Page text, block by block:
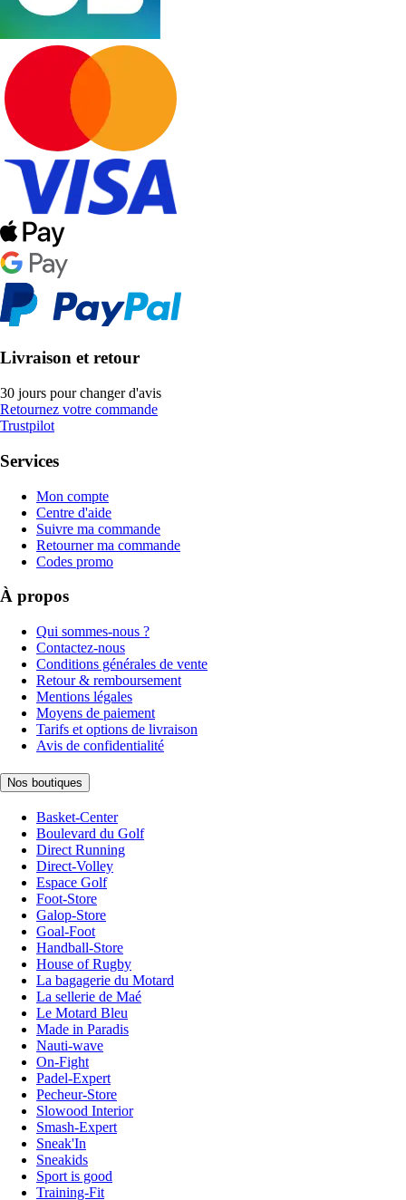
Livraison et retour
30 jours pour changer d'avis
Retournez votre commande
Trustpilot
Services
Mon compte
Centre d'aide
Suivre ma commande
Retourner ma commande
Codes promo
À propos
Qui sommes-nous ?
Contactez-nous
Conditions générales de vente
Retour & remboursement
Mentions légales
Moyens de paiement
Tarifs et options de livraison
Avis de confidentialité
Nos boutiques
Basket-Center
Boulevard du Golf
Direct Running
Direct-Volley
Espace Golf
Foot-Store
Galop-Store
Goal-Foot
Handball-Store
House of Rugby
La bagagerie du Motard
La sellerie de Maé
Le Motard Bleu
Made in Paradis
Nauti-wave
On-Fight
Padel-Expert
Pecheur-Store
Slowood Interior
Smash-Expert
Sneak'In
Sneakids
Sport is good
Training-Fit